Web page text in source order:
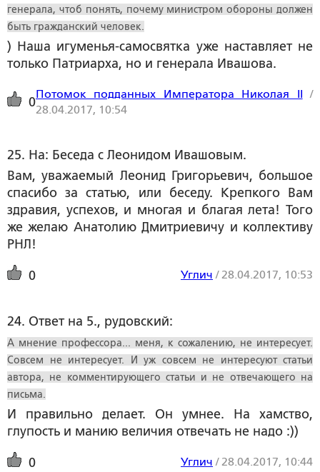
генерала, чтоб понять, почему министром обороны должен
быть гражданский человек.
) Наша игуменья-самосвятка уже наставляет не
только Патриарха, но и генерала Ивашова.
0
Потомок подданных Императора Николая II /
28.04.2017, 10:54
25. На: Беседа с Леонидом Ивашовым.
Вам, уважаемый Леонид Григорьевич, большое
спасибо за статью, или беседу. Крепкого Вам
здравия, успехов, и многая и благая лета! Того
же желаю Анатолию Дмитриевичу и коллективу
РНЛ!
0 Углич / 28.04.2017, 10:53
24. Ответ на 5., рудовский:
А мнение профессора... меня, к сожалению, не интересует.
Совсем не интересует. И уж совсем не интересуют статьи
автора, не комментирующего статьи и не отвечающего на
письма.
И правильно делает. Он умнее. На хамство,
глупость и манию величия отвечать не надо :))
0 Углич / 28.04.2017, 10:44